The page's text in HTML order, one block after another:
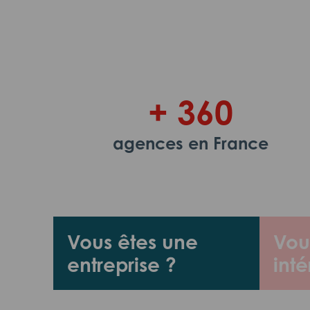
Vous êtes une
entreprise ?
+ 360
agences en France